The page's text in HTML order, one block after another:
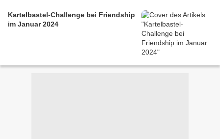
Kartelbastel-Challenge bei Friendship
im Januar 2024